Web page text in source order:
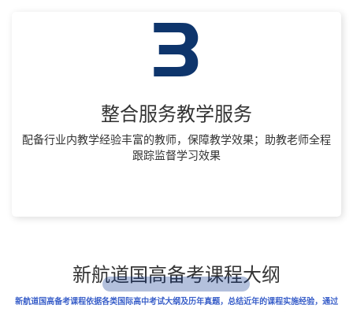
整合服务教学服务
配备行业内教学经验丰富的教师，保障教学效果；助教老师全程
跟踪监督学习效果
新航道国高备考课程大纲
新航道国高备考课程依据各类国际高中考试大纲及历年真题，总结近年的课程实施经验，通过